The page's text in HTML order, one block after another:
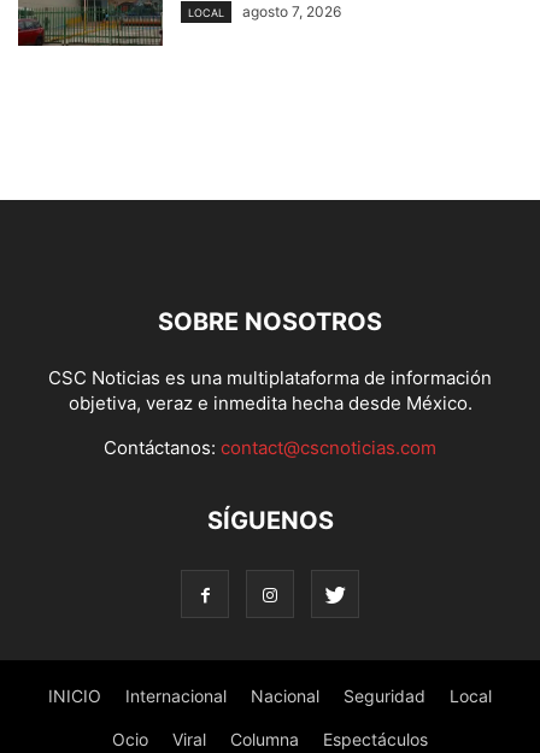
LOCAL agosto 7, 2026
SOBRE NOSOTROS
CSC Noticias es una multiplataforma de información
objetiva, veraz e inmedita hecha desde México.
Contáctanos: contact@cscnoticias.com
SÍGUENOS
INICIO Internacional Nacional Seguridad Local
Ocio Viral Columna Espectáculos